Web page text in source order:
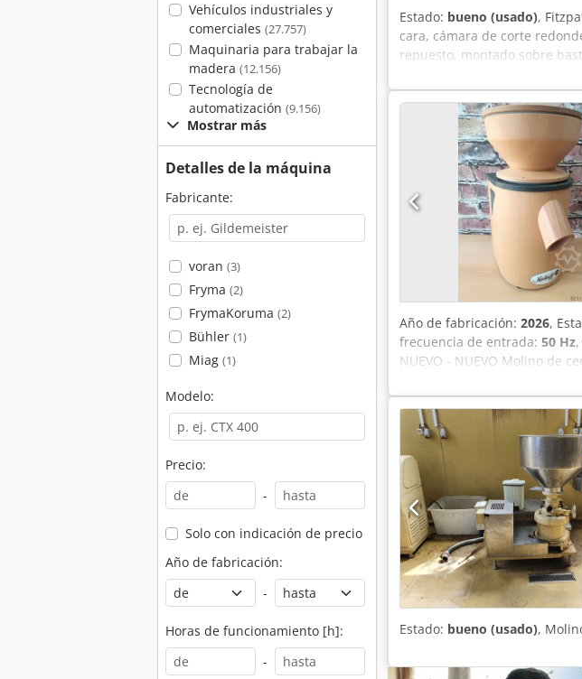
Vehículos industriales y
comerciales (27.757)
Maquinaria para trabajar la
madera (12.156)
Tecnología de
automatización (9.156)
Mostrar más
Detalles de la máquina
Fabricante:
voran (3)
Fryma (2)
FrymaKoruma (2)
Bühler (1)
Miag (1)
Modelo:
Precio:
-
Solo con indicación de precio
Año de fabricación:
-
Horas de funcionamiento [h]:
-
Estado: bueno (usado),
cara, cámara de corte
repuesto, montado sobre
Año de fabricación: 2026,
frecuencia de entrada: 50 Hz
NUEVO - NUEVO Molino de
legumbres y especias
aproximadamente 200 g/
continua, desde muy fino
profundidad x alto) Molino
cuenta con una zona de
panaderías!
Estado: bueno (usado),